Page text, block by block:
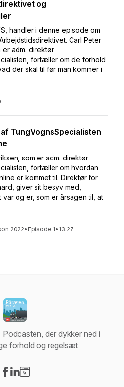
og
handler i denne episode om
Carl Peter
er adm. direktør
fortæller om de forhold
der skal til før man kommer i
TungVognsSpecialisten
som er adm. direktør
fortæller om hvordan
er kommet til. Direktør for
giver sit besyv med,
var og er, som er årsagen til, at
2022• Episode 1• 13:27
der dykker ned i
forhold og regelsæt